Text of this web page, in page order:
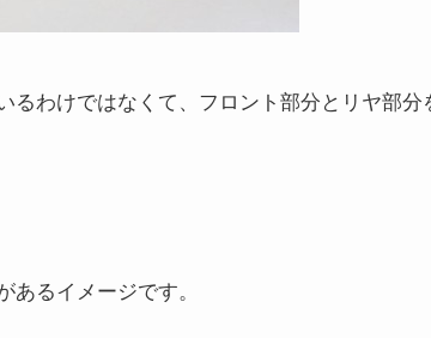
るわけではなくて、フロント部分とリヤ部分
あるイメージです。